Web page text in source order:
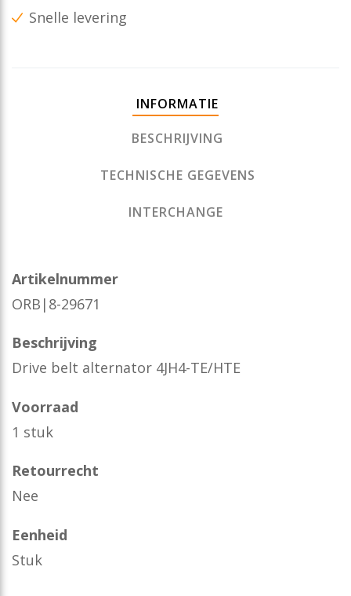
Snelle levering
INFORMATIE
BESCHRIJVING
TECHNISCHE GEGEVENS
INTERCHANGE
Artikelnummer
ORB|8-29671
Beschrijving
Drive belt alternator 4JH4-TE/HTE
Voorraad
1 stuk
Retourrecht
Nee
Eenheid
Stuk